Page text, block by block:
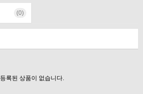
(0)
등록된 상품이 없습니다.